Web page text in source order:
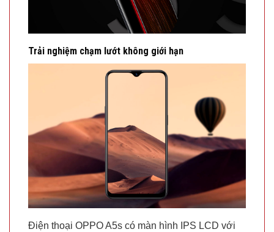
Trải nghiệm chạm lướt không giới hạn
Điện thoại OPPO A5s có ​​màn hình IPS LCD với